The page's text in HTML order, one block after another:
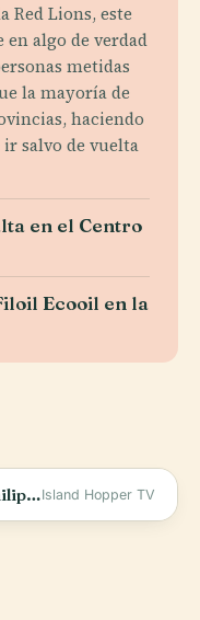
Red Lions, este
algo de verdad
metidas
la mayoría de
haciendo
salvo de vuelta
en el Centro
Ecooil en la
Best Things To Do in Manila Philippines 2026 4KIsland Hopper TV